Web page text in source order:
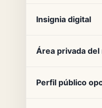
Insignia digital
Área privada
Perfil público